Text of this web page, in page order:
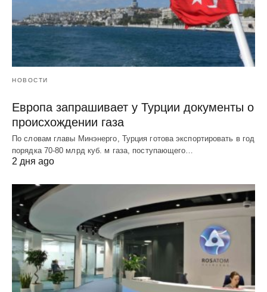
НОВОСТИ
Европа запрашивает у Турции документы о
происхождении газа
По словам главы Минэнерго, Турция готова экспортировать в год
порядка 70-80 млрд куб. м газа, поступающего…
2 дня ago